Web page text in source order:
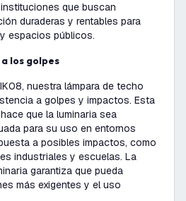
que buscan
duraderas y rentables para
espacios públicos.
a los golpes
nuestra lámpara de techo
a golpes y impactos. Esta
que la luminaria sea
para su uso en entornos
a posibles impactos, como
industriales y escuelas. La
garantiza que pueda
más exigentes y el uso